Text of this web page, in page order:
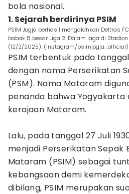
bola nasional.
1. Sejarah berdirinya PSIM
PSIM Jogja berhasil mengalahkan Deltras
babak 8 besar Liga 2. Dalam laga di
(12/2/2025). (Instagram/psimjogja_official)
PSIM terbentuk pada
dengan nama Perserikatan
(PSM). Nama Mataram
penanda bahwa Yogyakarta
kerajaan Mataram.
Lalu, pada tanggal 27 Juli
menjadi Perserikatan Sepak
Mataram (PSIM) sebagai
kebangsaan demi
dibilang, PSIM merupakan